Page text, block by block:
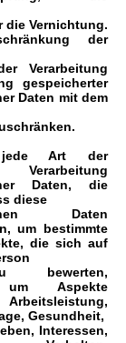
die Vernichtung.
der
Verarbeitung
gespeicherter
Daten mit dem
Art der
Verarbeitung
Daten, die
diese
Daten
um bestimmte
die sich auf
bewerten,
um Aspekte
Gesundheit,
Interessen,